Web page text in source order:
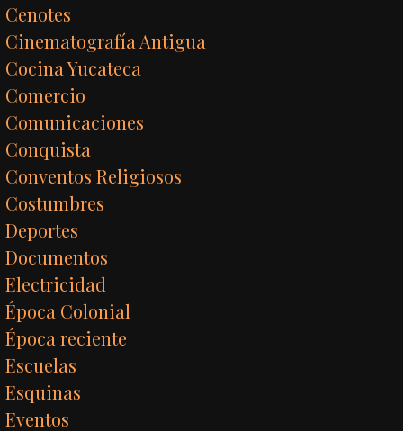
Cenotes
Cinematografía Antigua
Cocina Yucateca
Comercio
Comunicaciones
Conquista
Conventos Religiosos
Costumbres
Deportes
Documentos
Electricidad
Época Colonial
Época reciente
Escuelas
Esquinas
Eventos